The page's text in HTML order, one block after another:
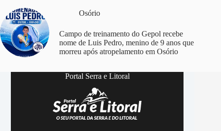
Osório
Campo de treinamento do Gepol recebe
nome de Luis Pedro, menino de 9 anos que
morreu após atropelamento em Osório
Portal Serra e Litoral